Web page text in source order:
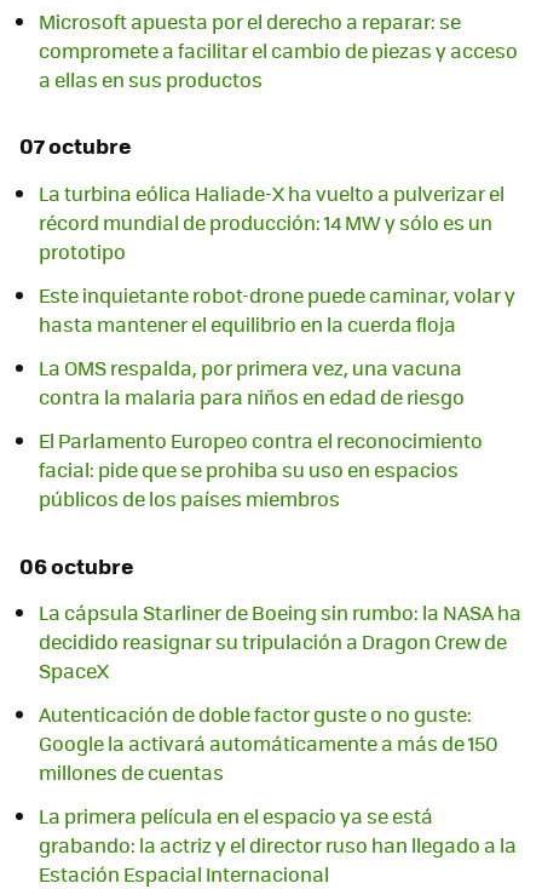
Microsoft apuesta por el derecho a reparar: se
compromete a facilitar el cambio de piezas y acceso
a ellas en sus productos
07 octubre
La turbina eólica Haliade-X ha vuelto a pulverizar el
récord mundial de producción: 14 MW y sólo es un
prototipo
Este inquietante robot-drone puede caminar, volar y
hasta mantener el equilibrio en la cuerda floja
La OMS respalda, por primera vez, una vacuna
contra la malaria para niños en edad de riesgo
El Parlamento Europeo contra el reconocimiento
facial: pide que se prohiba su uso en espacios
públicos de los países miembros
06 octubre
La cápsula Starliner de Boeing sin rumbo: la NASA ha
decidido reasignar su tripulación a Dragon Crew de
SpaceX
Autenticación de doble factor guste o no guste:
Google la activará automáticamente a más de 150
millones de cuentas
La primera película en el espacio ya se está
grabando: la actriz y el director ruso han llegado a la
Estación Espacial Internacional